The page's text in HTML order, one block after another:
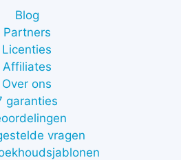
Blog
Partners
Licenties
Affiliates
Over ons
garanties
vragen